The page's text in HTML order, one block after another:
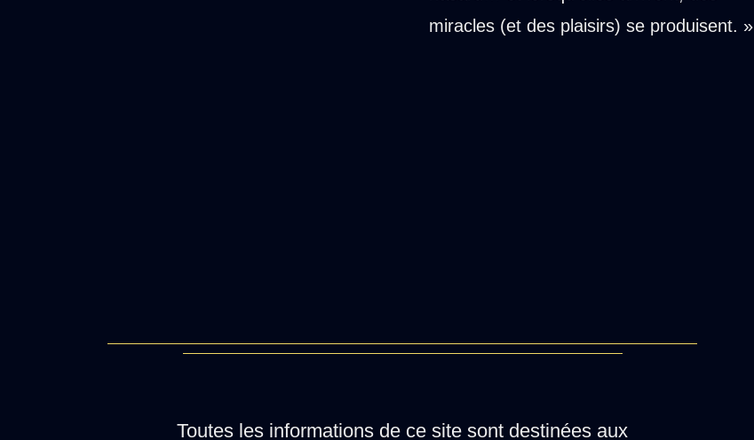
miracles (et des plaisirs) se produisent. »
Toutes les informations de ce site sont destinées aux